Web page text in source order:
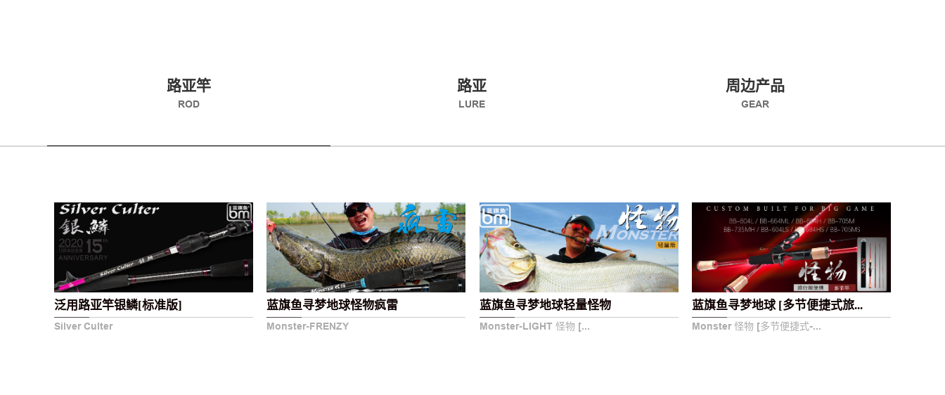
路亚竿
ROD
路亚
LURE
周边产品
GEAR
泛用路亚竿银鳞[标准版]
Silver Culter
蓝旗鱼寻梦地球怪物疯雷
Monster-FRENZY
蓝旗鱼寻梦地球轻量怪物
Monster-LIGHT 怪物 [...
蓝旗鱼寻梦地球 [多节便捷式旅...
Monster 怪物 [多节便捷式-...